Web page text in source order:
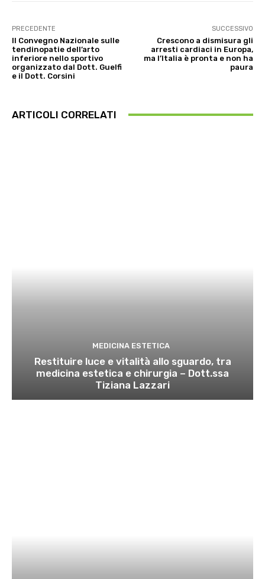
PRECEDENTE
Il Convegno Nazionale sulle
tendinopatie dell’arto
inferiore nello sportivo
organizzato dal Dott. Guelfi
e il Dott. Corsini
SUCCESSIVO
Crescono a dismisura gli
arresti cardiaci in Europa,
ma l’Italia è pronta e non ha
paura
ARTICOLI CORRELATI
MEDICINA ESTETICA
Restituire luce e vitalità allo sguardo, tra
medicina estetica e chirurgia – Dott.ssa
Tiziana Lazzari